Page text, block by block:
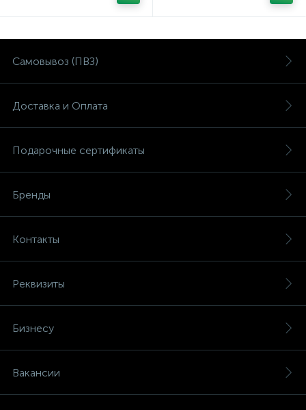
Самовывоз (ПВЗ)
Доставка и Оплата
Подарочные сертификаты
Бренды
Контакты
Реквизиты
Бизнесу
Вакансии